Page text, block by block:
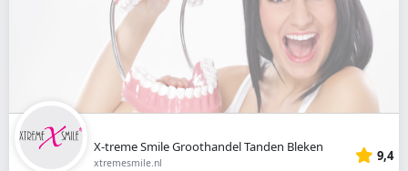
X-treme Smile Groothandel Tanden Bleken
xtremesmile.nl 9,4